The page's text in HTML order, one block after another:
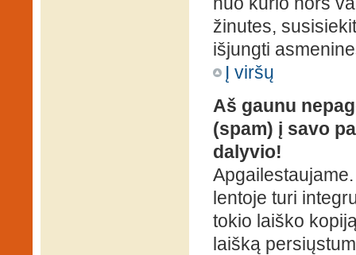
žinutes,
išjungti
Į viršų
Aš gaunu
(spam) į savo
dalyvio!
lentoje turi
tokio laiško
laišką